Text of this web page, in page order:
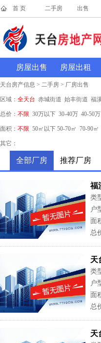
首 页 二手房 出售
房屋出售 房屋出租
天台房产信息 > 二手房 > 厂房出售
区域： 全天台 赤城街道 始丰街道 福
总价： 不限 30万以下 30-40万 40-50万
面积： 不限 50㎡以下 50-70㎡ 70-90㎡
其它：
全部厂房 推荐厂房
福
类
户
面
总
天
类
户
面
总
天